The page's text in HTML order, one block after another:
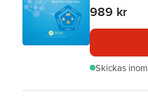
989 kr
Skickas